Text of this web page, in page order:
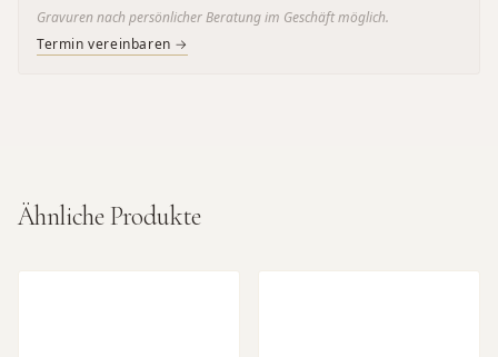
Gravuren nach persönlicher Beratung im Geschäft möglich.
Termin vereinbaren →
Ähnliche Produkte